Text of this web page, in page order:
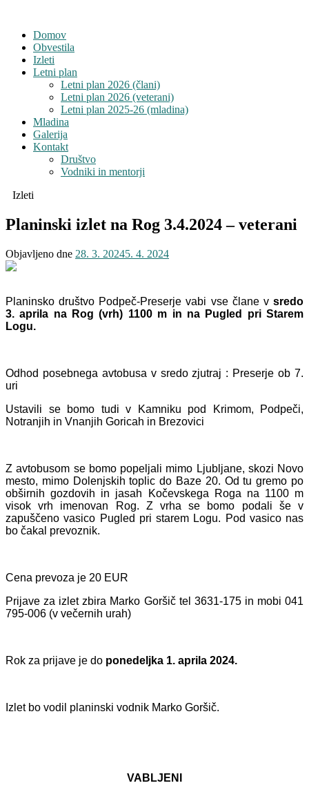
Domov
Obvestila
Izleti
Letni plan
Letni plan 2026 (člani)
Letni plan 2026 (veterani)
Letni plan 2025-26 (mladina)
Mladina
Galerija
Kontakt
Društvo
Vodniki in mentorji
Izleti
Planinski izlet na Rog 3.4.2024 – veterani
Objavljeno dne 28. 3. 20245. 4. 2024
Planinsko društvo Podpeč-Preserje vabi vse člane v sredo
3. aprila na Rog (vrh) 1100 m in na Pugled pri Starem
Logu.
Odhod posebnega avtobusa v sredo zjutraj : Preserje ob 7.
uri
Ustavili se bomo tudi v Kamniku pod Krimom, Podpeči,
Notranjih in Vnanjih Goricah in Brezovici
Z avtobusom se bomo popeljali mimo Ljubljane, skozi Novo
mesto, mimo Dolenjskih toplic do Baze 20. Od tu gremo po
obširnih gozdovih in jasah Kočevskega Roga na 1100 m
visok vrh imenovan Rog. Z vrha se bomo podali še v
zapuščeno vasico Pugled pri starem Logu. Pod vasico nas
bo čakal prevoznik.
Cena prevoza je 20 EUR
Prijave za izlet zbira Marko Goršič tel 3631-175 in mobi 041
795-006 (v večernih urah)
Rok za prijave je do ponedeljka 1. aprila 2024.
Izlet bo vodil planinski vodnik Marko Goršič.
VABLJENI